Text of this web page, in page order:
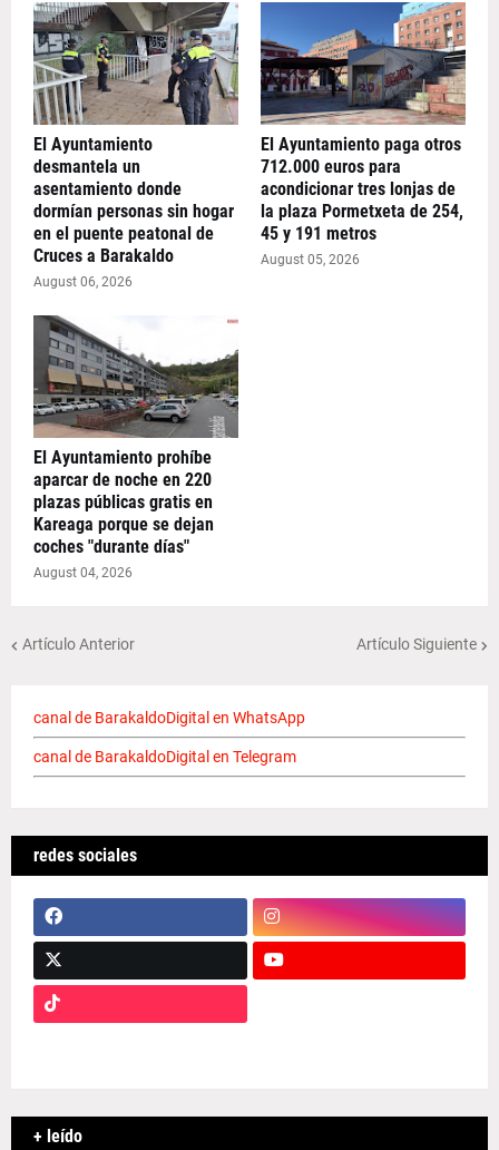
El Ayuntamiento
desmantela un
asentamiento donde
dormían personas sin hogar
en el puente peatonal de
Cruces a Barakaldo
August 06, 2026
El Ayuntamiento paga otros
712.000 euros para
acondicionar tres lonjas de
la plaza Pormetxeta de 254,
45 y 191 metros
August 05, 2026
El Ayuntamiento prohíbe
aparcar de noche en 220
plazas públicas gratis en
Kareaga porque se dejan
coches "durante días"
August 04, 2026
Artículo Anterior Artículo Siguiente
canal de BarakaldoDigital en WhatsApp
canal de BarakaldoDigital en Telegram
redes sociales
+ leído